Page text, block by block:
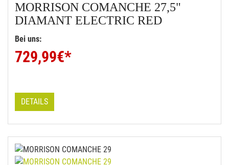
MORRISON COMANCHE 27,5"
DIAMANT ELECTRIC RED
Bei uns:
729,99€*
DETAILS